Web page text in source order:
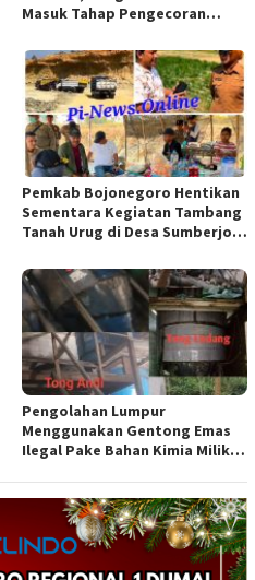
Masuk Tahap Pengecoran
Pemkab Bojonegoro Hentikan
Sementara Kegiatan Tambang
Tanah Urug di Desa Sumberjo
Lintas Instansi
Pengolahan Lumpur
Menggunakan Gentong Emas
Ilegal Pake Bahan Kimia Milik
Aparat Penegak Hukum ( APH )
Jangan Sampai Diam Saja